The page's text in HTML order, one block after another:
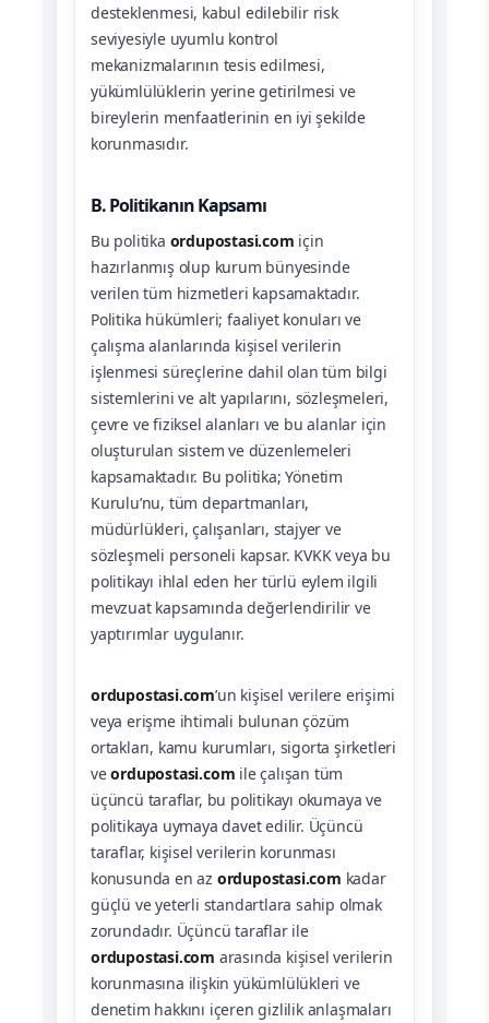
desteklenmesi, kabul edilebilir risk
seviyesiyle uyumlu kontrol
mekanizmalarının tesis edilmesi,
yükümlülüklerin yerine getirilmesi ve
bireylerin menfaatlerinin en iyi şekilde
korunmasıdır.
B. Politikanın Kapsamı
Bu politika ordupostasi.com için
hazırlanmış olup kurum bünyesinde
verilen tüm hizmetleri kapsamaktadır.
Politika hükümleri; faaliyet konuları ve
çalışma alanlarında kişisel verilerin
işlenmesi süreçlerine dahil olan tüm bilgi
sistemlerini ve alt yapılarını, sözleşmeleri,
çevre ve fiziksel alanları ve bu alanlar için
oluşturulan sistem ve düzenlemeleri
kapsamaktadır. Bu politika; Yönetim
Kurulu’nu, tüm departmanları,
müdürlükleri, çalışanları, stajyer ve
sözleşmeli personeli kapsar. KVKK veya bu
politikayı ihlal eden her türlü eylem ilgili
mevzuat kapsamında değerlendirilir ve
yaptırımlar uygulanır.
ordupostasi.com’un kişisel verilere erişimi
veya erişme ihtimali bulunan çözüm
ortakları, kamu kurumları, sigorta şirketleri
veordupostasi.com ile çalışan tüm
üçüncü taraflar, bu politikayı okumaya ve
politikaya uymaya davet edilir. Üçüncü
taraflar, kişisel verilerin korunması
konusunda en az ordupostasi.com kadar
güçlü ve yeterli standartlara sahip olmak
zorundadır. Üçüncü taraflar ile
ordupostasi.com arasında kişisel verilerin
korunmasına ilişkin yükümlülükleri ve
denetim hakkını içeren gizlilik anlaşmaları